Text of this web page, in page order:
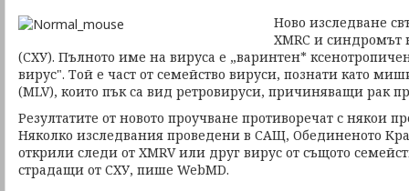
Ново изследване
XMRC и синдромът
(СХУ). Пълното име на вируса е „варинтен*
вирус". Той е част от семейство вируси, познати като
(MLV), които пък са вид ретровируси, причиняващи рак
Резултатите от новото проучване противоречат с някои
Няколко изследвания проведени в САЩ, Обединеното
открили следи от XMRV или друг вирус от същото
страдащи от СХУ, пише WebMD.